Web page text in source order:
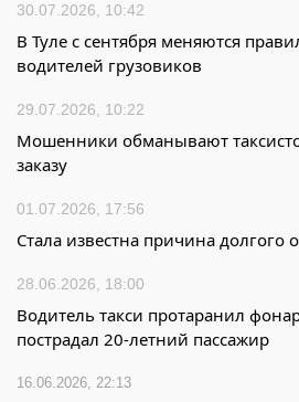
30.07.2026, 10:42
В Туле с сентября меняются
водителей грузовиков
29.07.2026, 10:22
Мошенники обманывают
заказу
01.07.2026, 17:56
Стала известна причина долгого
28.06.2026, 18:00
Водитель такси протаранил
пострадал 20-летний пассажир
16.06.2026, 22:13